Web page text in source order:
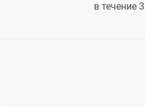
в течение